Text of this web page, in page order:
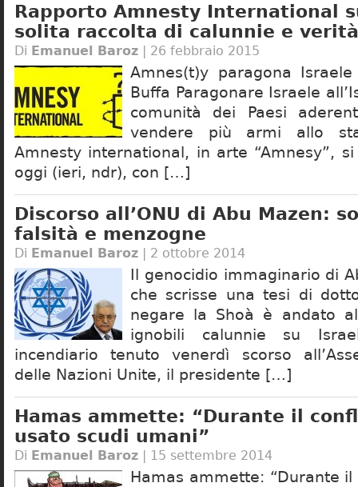
Rapporto Amnesty International
solita raccolta di calunnie e
Di Emanuel Baroz | 26 febbraio 2015
Amnes(t)y paragona
Buffa Paragonare Israele
comunità dei Paesi
vendere più armi allo
Amnesty international, in arte “Amnesy”,
oggi (ieri, ndr), con […]
Discorso all’ONU di Abu Mazen:
falsità e menzogne
Di Emanuel Baroz | 2 ottobre 2014
Il genocidio immaginario di
che scrisse una tesi di
negare la Shoà è andato
ignobili calunnie su
incendiario tenuto venerdì scorso
delle Nazioni Unite, il presidente […]
Hamas ammette: “Durante il
usato scudi umani”
Di Emanuel Baroz | 15 settembre 2014
Hamas ammette: “Durante